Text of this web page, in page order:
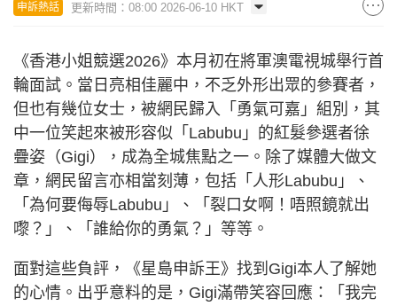
申訴熱話 更新時間：08:00 2026-06-10 HKT
《香港小姐競選2026》本月初在將軍澳電視城舉行首
輪面試。當日亮相佳麗中，不乏外形出眾的參賽者，
但也有幾位女士，被網民歸入「勇氣可嘉」組別，其
中一位笑起來被形容似「Labubu」的紅髮參選者徐
疊姿（Gigi），成為全城焦點之一。除了媒體大做文
章，網民留言亦相當刻薄，包括「人形Labubu」、
「為何要侮辱Labubu」、「裂口女啊！唔照鏡就出
嚟？」、「誰給你的勇氣？」等等。
面對這些負評，《星島申訴王》找到Gigi本人了解她
的心情。出乎意料的是，Gigi滿帶笑容回應：「我完